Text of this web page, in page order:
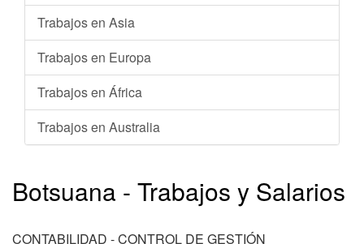
Trabajos en Asia
Trabajos en Europa
Trabajos en África
Trabajos en Australia
Botsuana - Trabajos y Salarios
CONTABILIDAD - CONTROL DE GESTIÓN